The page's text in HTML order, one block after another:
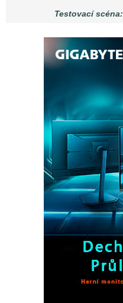
Testovací scéna: